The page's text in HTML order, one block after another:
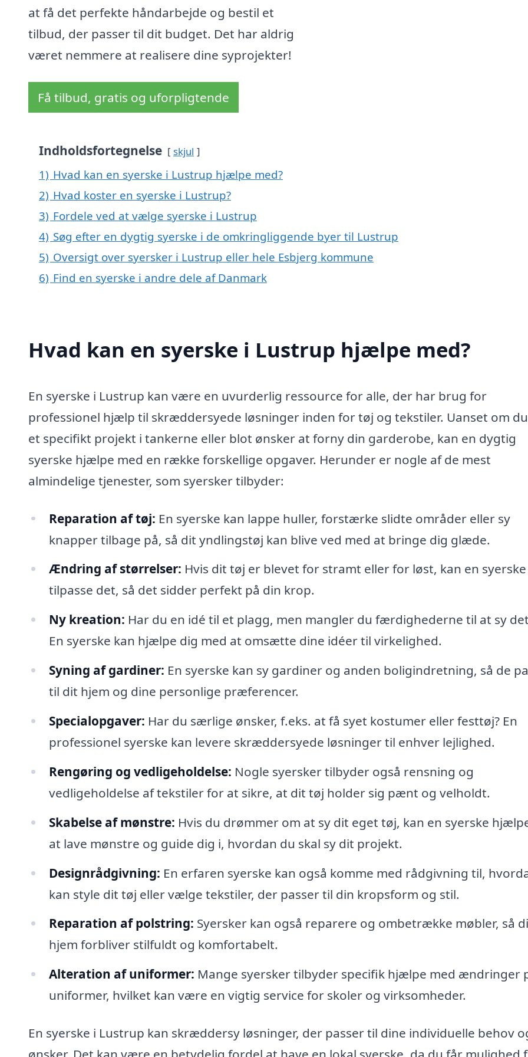
at få det perfekte håndarbejde og bestil et
tilbud, der passer til dit budget. Det har aldrig
været nemmere at realisere dine syprojekter!
Få tilbud, gratis og uforpligtende
Indholdsfortegnelse skjul
1) Hvad kan en syerske i Lustrup hjælpe med?
2) Hvad koster en syerske i Lustrup?
3) Fordele ved at vælge syerske i Lustrup
4) Søg efter en dygtig syerske i de omkringliggende byer til Lustrup
5) Oversigt over syersker i Lustrup eller hele Esbjerg kommune
6) Find en syerske i andre dele af Danmark
Hvad kan en syerske i Lustrup hjælpe med?
En syerske i Lustrup kan være en uvurderlig ressource for alle, der har brug for
professionel hjælp til skræddersyede løsninger inden for tøj og tekstiler. Uanset om
et specifikt projekt i tankerne eller blot ønsker at forny din garderobe, kan en dygtig
syerske hjælpe med en række forskellige opgaver. Herunder er nogle af de mest
almindelige tjenester, som syersker tilbyder:
Reparation af tøj: En syerske kan lappe huller, forstærke slidte områder eller sy
knapper tilbage på, så dit yndlingstøj kan blive ved med at bringe dig glæde.
Ændring af størrelser: Hvis dit tøj er blevet for stramt eller for løst, kan en syerske
tilpasse det, så det sidder perfekt på din krop.
Ny kreation: Har du en idé til et plagg, men mangler du færdighederne til at sy
En syerske kan hjælpe dig med at omsætte dine idéer til virkelighed.
Syning af gardiner: En syerske kan sy gardiner og anden boligindretning, så de
til dit hjem og dine personlige præferencer.
Specialopgaver: Har du særlige ønsker, f.eks. at få syet kostumer eller festtøj? En
professionel syerske kan levere skræddersyede løsninger til enhver lejlighed.
Rengøring og vedligeholdelse: Nogle syersker tilbyder også rensning og
vedligeholdelse af tekstiler for at sikre, at dit tøj holder sig pænt og velholdt.
Skabelse af mønstre: Hvis du drømmer om at sy dit eget tøj, kan en syerske
at lave mønstre og guide dig i, hvordan du skal sy dit projekt.
Designrådgivning: En erfaren syerske kan også komme med rådgivning til,
kan style dit tøj eller vælge tekstiler, der passer til din kropsform og stil.
Reparation af polstring: Syersker kan også reparere og ombetrække møbler, så
hjem forbliver stilfuldt og komfortabelt.
Alteration af uniformer: Mange syersker tilbyder specifik hjælpe med ændringer
uniformer, hvilket kan være en vigtig service for skoler og virksomheder.
En syerske i Lustrup kan skræddersy løsninger, der passer til dine individuelle behov